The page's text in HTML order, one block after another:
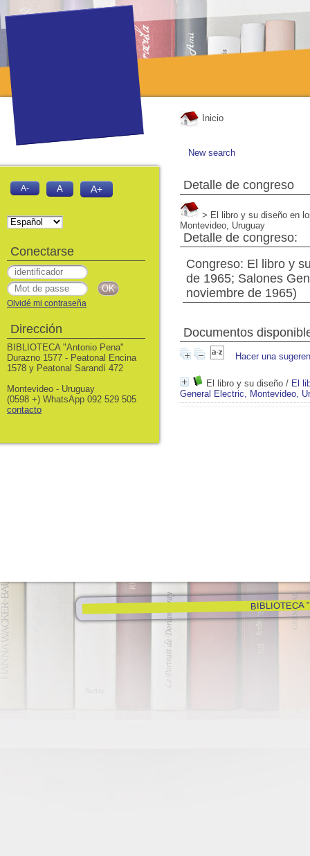
Inicio
New search
Detalle de congreso
> El libro y su diseño en
Montevideo, Uruguay
Detalle de congreso:
Congreso: El libro y
de 1965; Salones
noviembre de 1965)
Documentos
Hacer una
El libro y su diseño / El
General Electric, Montevideo,
BIBLIOTECA
A- A A+
Conectarse
Olvidé mi contraseña
Dirección
BIBLIOTECA "Antonio Pena"
Durazno 1577 - Peatonal Encina
1578 y Peatonal Sarandí 472
Montevideo - Uruguay
(0598 +) WhatsApp 092 529 505
contacto